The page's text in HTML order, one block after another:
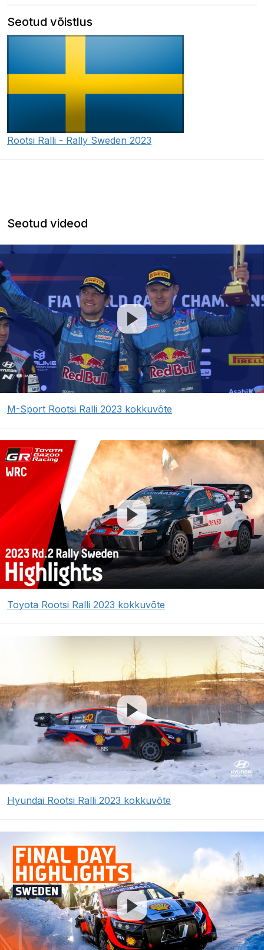
Seotud võistlus
Rootsi Ralli - Rally Sweden 2023
Seotud videod
M-Sport Rootsi Ralli 2023 kokkuvõte
Toyota Rootsi Ralli 2023 kokkuvõte
Hyundai Rootsi Ralli 2023 kokkuvõte